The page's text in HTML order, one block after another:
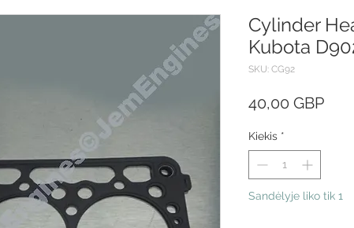
Cylinder
Kubota
SKU: CG92
40,00 GBP
Kiekis *
Sandėlyje liko tik 1